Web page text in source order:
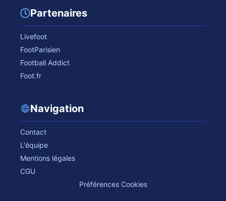
Partenaires
Livefoot
FootParisien
Football Addict
Foot.fr
Navigation
Contact
L'équipe
Mentions légales
CGU
Préférences Cookies